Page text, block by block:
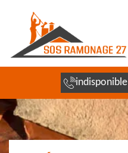
indisponible